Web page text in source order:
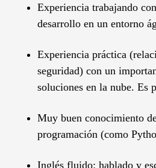
Experiencia trabajando
desarrollo en un entorno
Experiencia práctica
seguridad) con un
soluciones en la nube. Es
Muy buen conocimiento
programación (como
Inglés fluido: hablado y